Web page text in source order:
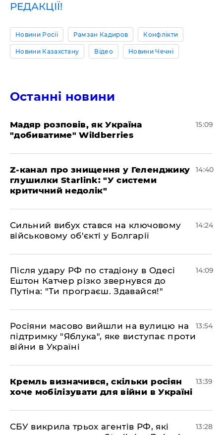
РЕДАКЦІЇ!
Новини Росії Рамзан Кадиров Конфлікти
Новини Казахстану Відео Новини Чечні
Останні новини
Мадяр розповів, як Україна
"добиватиме" Wildberries
15:09
Z-канал про знищення у Геленджику
глушилки Starlink: "У системи
критичний недолік"
14:40
Сильний вибух стався на ключовому
військовому об'єкті у Болгарії
14:24
Після удару РФ по стадіону в Одесі
Ештон Катчер різко звернувся до
Путіна: "Ти програєш. Здавайся!"
14:09
Росіяни масово вийшли на вулицю на
підтримку "Яблука", яке виступає проти
війни в Україні
13:54
Кремль визначився, скільки росіян
хоче мобілізувати для війни в Україні
13:39
СБУ викрила трьох агентів РФ, які
13:28